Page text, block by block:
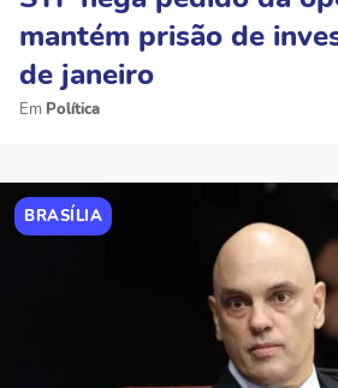
mantém prisão de
de janeiro
Política
BRASÍLIA